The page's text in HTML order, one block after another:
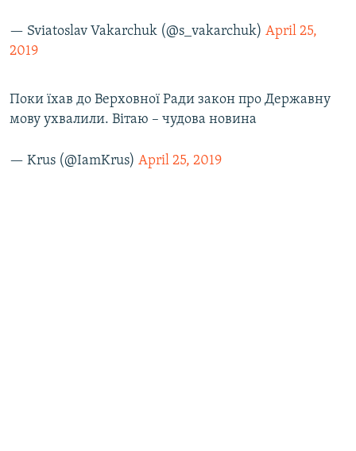
— Sviatoslav Vakarchuk (@s_vakarchuk) April 25,
2019
Поки їхав до Верховної Ради закон про Державну
мову ухвалили. Вітаю – чудова новина
— Krus (@IamKrus) April 25, 2019